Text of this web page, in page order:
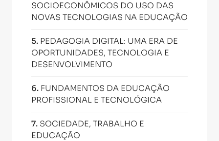
SOCIOECONÔMICOS DO USO DAS
NOVAS TECNOLOGIAS NA EDUCAÇÃO
5. PEDAGOGIA DIGITAL: UMA ERA DE
OPORTUNIDADES, TECNOLOGIA E
DESENVOLVIMENTO
6. FUNDAMENTOS DA EDUCAÇÃO
PROFISSIONAL E TECNOLÓGICA
7. SOCIEDADE, TRABALHO E
EDUCAÇÃO